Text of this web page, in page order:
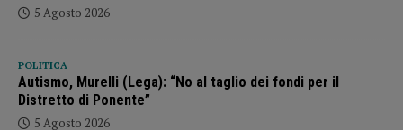
5 Agosto 2026
POLITICA
Autismo, Murelli (Lega): “No al taglio dei fondi per il
Distretto di Ponente”
5 Agosto 2026